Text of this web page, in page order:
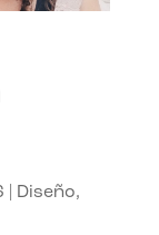
Diseño,